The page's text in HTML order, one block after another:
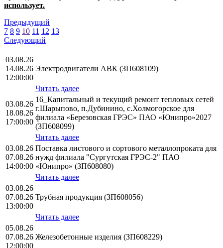
использует.
Предыдущий
7 8 9 10 11 12 13
Следующий
03.08.26
14.08.26
12:00:00
Электродвигатели АВК (ЗП608109)
Читать далее
03.08.26
18.08.26
17:00:00
16_Капитальный и текущий ремонт тепловых сетей
г.Шарыпово, п.Дубинино, с.Холмогорское для
филиала «Березовская ГРЭС» ПАО «Юнипро»2027
(ЗП608099)
Читать далее
03.08.26
07.08.26
14:00:00
Поставка листового и сортового металлопроката для
нужд филиала "Сургутская ГРЭС-2" ПАО
«Юнипро» (ЗП608080)
Читать далее
03.08.26
07.08.26
13:00:00
Трубная продукция (ЗП608056)
Читать далее
05.08.26
07.08.26
12:00:00
Железобетонные изделия (ЗП608229)